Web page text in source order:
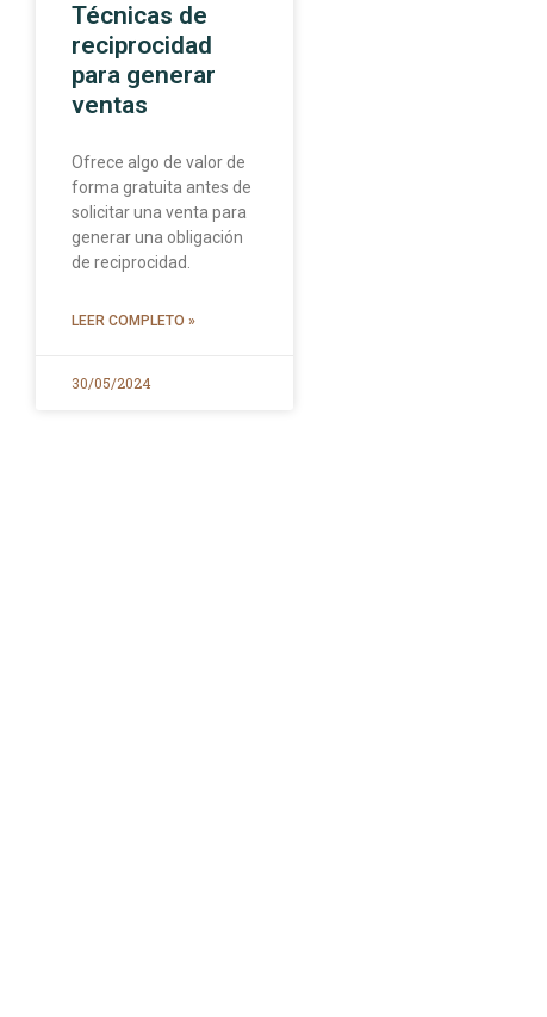
Técnicas de
reciprocidad
para generar
ventas
Ofrece algo de valor de
forma gratuita antes de
solicitar una venta para
generar una obligación
de reciprocidad.
LEER COMPLETO »
30/05/2024